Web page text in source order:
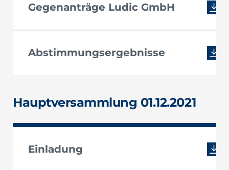
Gegenanträge Ludic GmbH
Abstimmungsergebnisse
Hauptversammlung 01.12.2021
Einladung